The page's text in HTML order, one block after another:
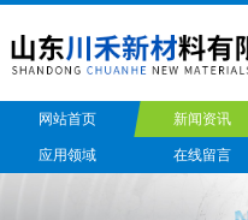
网站首页 新闻资讯
应用领域 在线留言